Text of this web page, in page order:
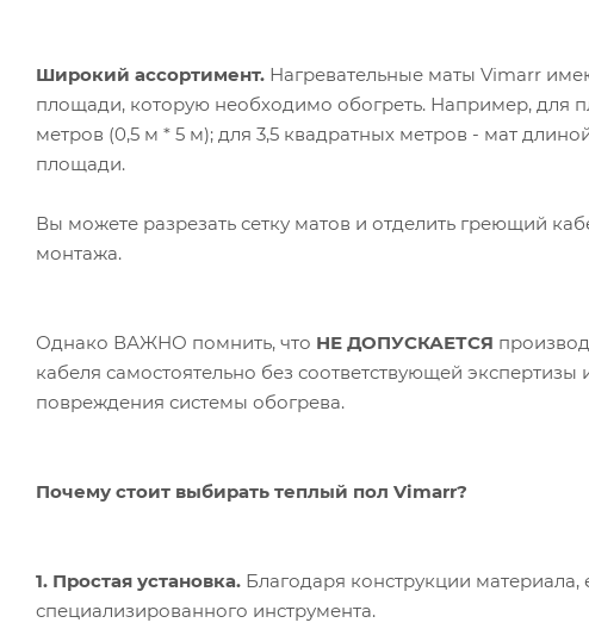
Широкий ассортимент. Нагревательные маты Vimarr
площади, которую необходимо обогреть. Например, для
метров (0,5 м * 5 м); для 3,5 квадратных метров - мат
площади.
Вы можете разрезать сетку матов и отделить греющий
монтажа.
Однако ВАЖНО помнить, что НЕ ДОПУСКАЕТСЯ
кабеля самостоятельно без соответствующей
повреждения системы обогрева.
Почему стоит выбирать теплый пол Vimarr?
1. Простая установка. Благодаря конструкции
специализированного инструмента.